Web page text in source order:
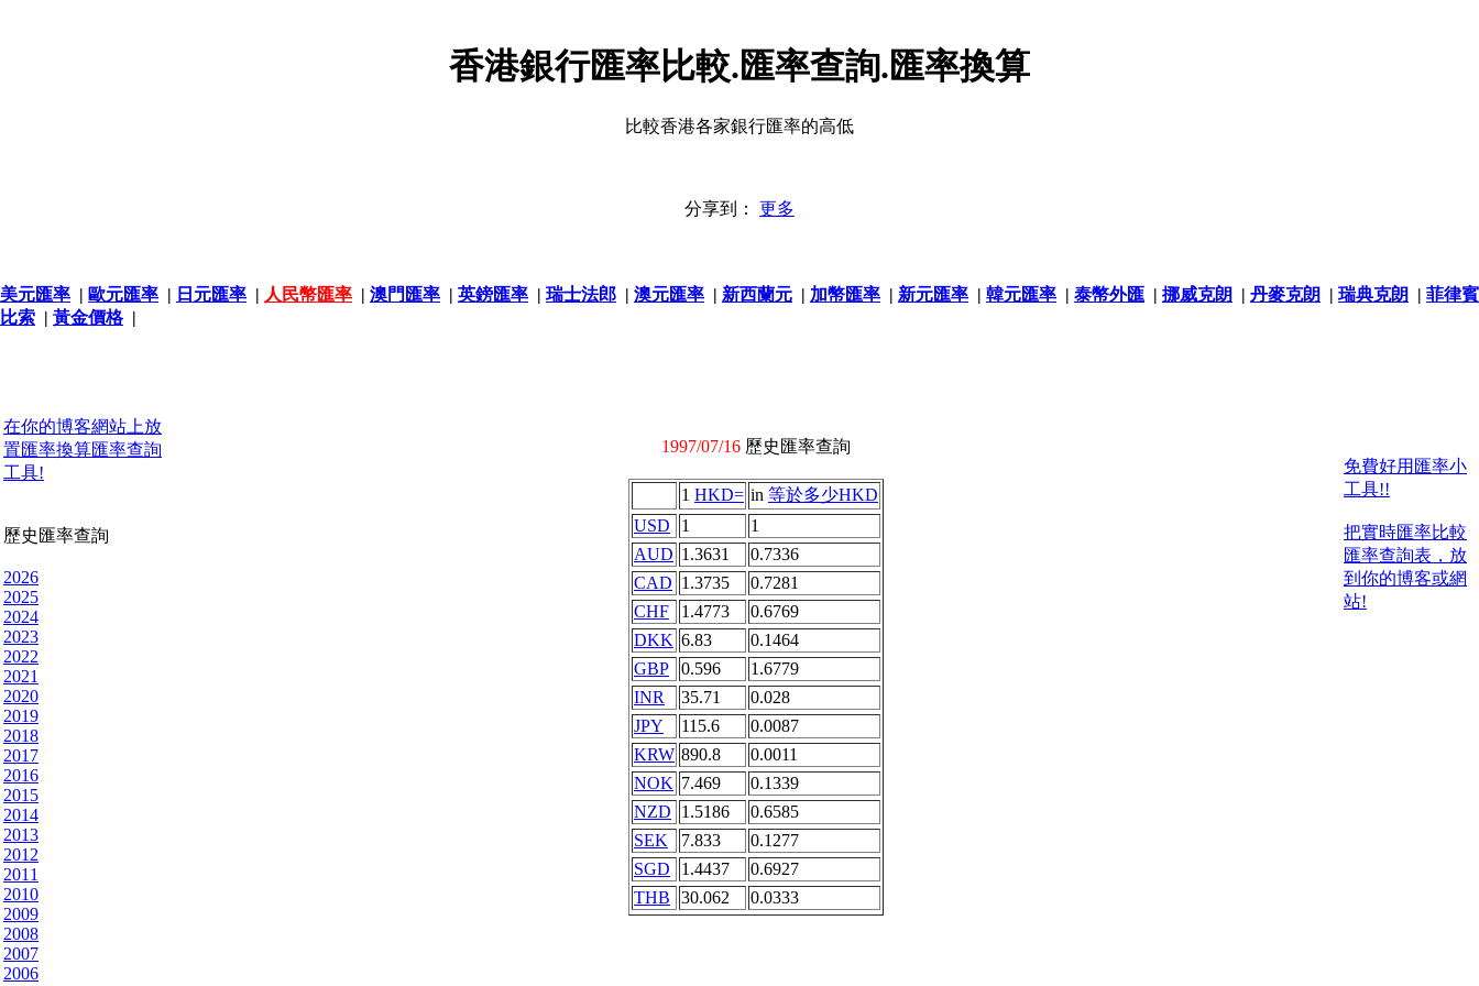
香港銀行匯率比較.匯率查詢.匯率換算
比較香港各家銀行匯率的高低
分享到： 更多
美元匯率 | 歐元匯率 | 日元匯率 | 人民幣匯率 | 澳門匯率 | 英鎊匯率 | 瑞士法郎 | 澳元匯率 | 新西蘭元 | 加幣匯率 | 新元匯率 | 韓元匯率 | 泰幣外匯 | 挪威克朗 | 丹麥克朗 | 瑞典克朗 | 菲律賓
比索 | 黃金價格|
在你的博客網站上放
置匯率換算匯率查詢
工具!
歷史匯率查詢
2026
2025
2024
2023
2022
2021
2020
2019
2018
2017
2016
2015
2014
2013
2012
2011
2010
2009
2008
2007
2006
1997/07/16 歷史匯率查詢
1 HKD= in 等於多少HKD
USD
1
1
AUD 1.3631
0.7336
CAD 1.3735
0.7281
CHF
1.4773
0.6769
DKK 6.83
0.1464
GBP
0.596
1.6779
INR
35.71
0.028
JPY
115.6
0.0087
KRW 890.8
0.0011
NOK 7.469
0.1339
NZD
1.5186
0.6585
SEK
7.833
0.1277
SGD
1.4437
0.6927
THB
30.062 0.0333
免費好用匯率小
工具!!
把實時匯率比較
匯率查詢表，放
到你的博客或網
站!